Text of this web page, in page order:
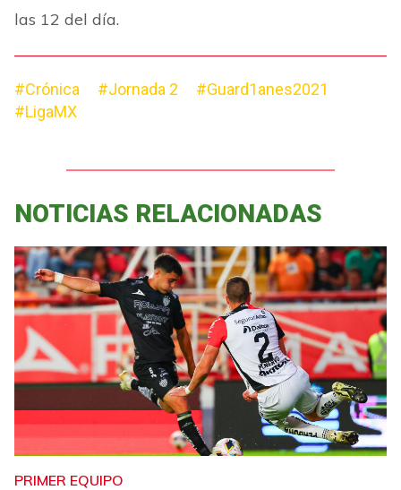
las 12 del día.
#Crónica #Jornada 2
#Guard1anes2021
#LigaMX
NOTICIAS RELACIONADAS
PRIMER EQUIPO